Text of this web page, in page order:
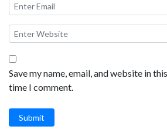
Save my name, email, and website in
time I comment.
Submit